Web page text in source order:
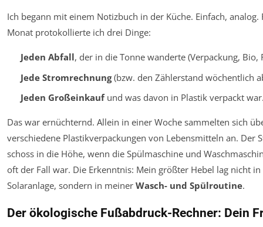
Ich begann mit einem Notizbuch in der Küche. Einfach, analog.
Monat protokollierte ich drei Dinge:
Jeden Abfall, der in die Tonne wanderte (Verpackung, Bio,
Jede Stromrechnung(bzw. den Zählerstand wöchentlich
Jeden Großeinkaufund was davon in Plastik verpackt
Das war ernüchternd. Allein in einer Woche sammelten sich
verschiedene Plastikverpackungen von Lebensmitteln an. Der
schoss in die Höhe, wenn die Spülmaschine und
oft der Fall war. Die Erkenntnis: Mein größter Hebel lag nicht
Solaranlage, sondern in meiner Wasch- und Spülroutine.
Der ökologische Fußabdruck-Rechner: Dein